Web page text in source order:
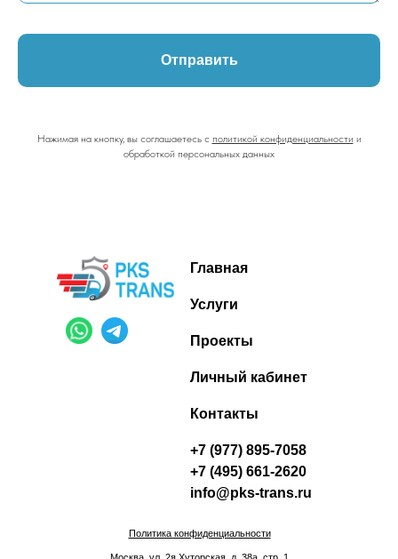
Отправить
Нажимая на кнопку, вы соглашаетесь с политикой конфиденциальности и
обработкой персональных данных
Главная
Услуги
Проекты
Контакты
Политика конфиденциальности
Личный кабинет
+7 (977) 895-7058
+7 (495) 661-2620
info@pks-trans.ru